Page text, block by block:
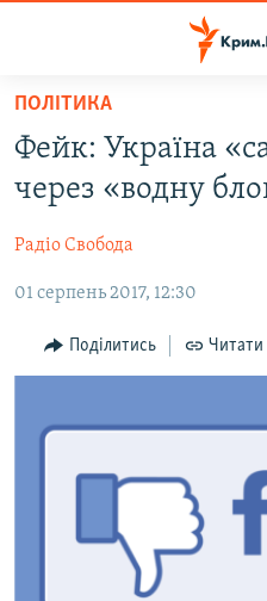
Перейти
основного
матеріалу
Перейти
до
навігації
Перейти
ВІДЕО ТА ФОТО
ПОЛІТИКА
БЛОГИ
ПОГЛЯД
ВСЕ ЗА ДЕНЬ
СПЕЦПРОЕКТИ
ВІДЕОУРОКИ «ELIFBE»
ЯК ОБІЙТИ БЛОКУВАННЯ
ПОЛІТИКА
Фейк: Україна
через «водну
Радіо Свобода
01 серпень 2017, 12:30
Поділитись Читати